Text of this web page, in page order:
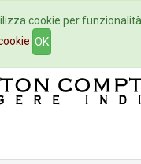
Autori
cookie per
OK